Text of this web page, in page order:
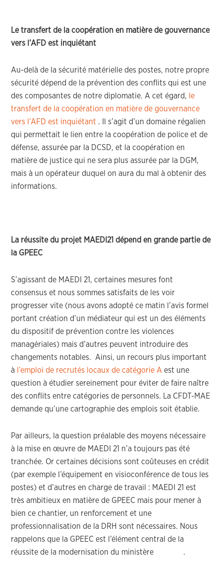
Le transfert de la coopération en matière de gouvernance
vers l’AFD est inquiétant
Au-delà de la sécurité matérielle des postes, notre propre
sécurité dépend de la prévention des conflits qui est une
des composantes de notre diplomatie. A cet égard, le
transfert de la coopération en matière de gouvernance
vers l’AFD est inquiétant . Il s’agit d’un domaine régalien
qui permettait le lien entre la coopération de police et de
défense, assurée par la DCSD, et la coopération en
matière de justice qui ne sera plus assurée par la DGM,
mais à un opérateur duquel on aura du mal à obtenir des
informations.
La réussite du projet MAEDI21 dépend en grande partie de
la GPEEC
S’agissant de MAEDI 21, certaines mesures font
consensus et nous sommes satisfaits de les voir
progresser vite (nous avons adopté ce matin l’avis formel
portant création d’un médiateur qui est un des éléments
du dispositif de prévention contre les violences
managériales) mais d’autres peuvent introduire des
changements notables. Ainsi, un recours plus important
à l’emploi de recrutés locaux de catégorie A est une
question à étudier sereinement pour éviter de faire naître
des conflits entre catégories de personnels. La CFDT-MAE
demande qu’une cartographie des emplois soit établie.
Par ailleurs, la question préalable des moyens nécessaire
à la mise en œuvre de MAEDI 21 n’a toujours pas été
tranchée. Or certaines décisions sont coûteuses en crédit
(par exemple l’équipement en visioconférence de tous les
postes) et d’autres en charge de travail : MAEDI 21 est
très ambitieux en matière de GPEEC mais pour mener à
bien ce chantier, un renforcement et une
professionnalisation de la DRH sont nécessaires. Nous
rappelons que la GPEEC est l’élément central de la
réussite de la modernisation du ministère .